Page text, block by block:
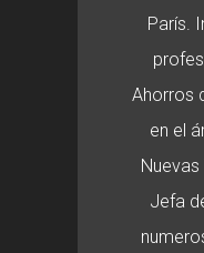
París.
Ahorros
en el
Jefa